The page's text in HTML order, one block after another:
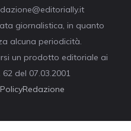
giornalistica, in quanto
alcuna periodicità.
un prodotto editoriale ai
del 07.03.2001
Redazione